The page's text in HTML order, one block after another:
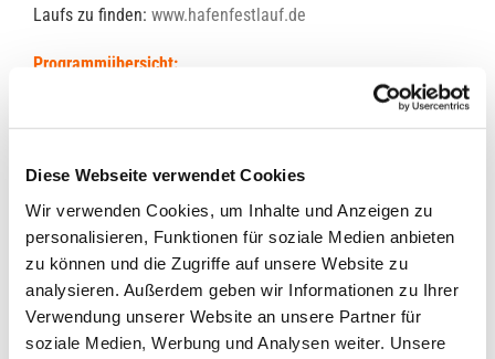
Diese Webseite verwendet Cookies
Wir verwenden Cookies, um Inhalte und Anzeigen zu
personalisieren, Funktionen für soziale Medien anbieten
zu können und die Zugriffe auf unsere Website zu
analysieren. Außerdem geben wir Informationen zu Ihrer
Verwendung unserer Website an unsere Partner für
soziale Medien, Werbung und Analysen weiter. Unsere
Laufs zu finden: www.hafenfestlauf.de
Programmübersicht:
17.00 Uhr – Öffnung der Buden und Stände
20.00 Uhr – Live auf der Festplatzbühne„SONIC & SMOKE“
21.00 Uhr – Live im Festzelt „ MIA SAN MIA“
21.30 Uhr – Siegerehrungen der Hafenfestläufe auf der
Festplatzbühne.
ab 3.00 Uhr – Kein Getränkeausschank mehr auf dem
Festplatz